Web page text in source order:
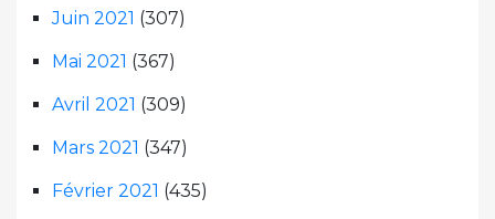
Juin 2021 (307)
Mai 2021 (367)
Avril 2021 (309)
Mars 2021 (347)
Février 2021 (435)